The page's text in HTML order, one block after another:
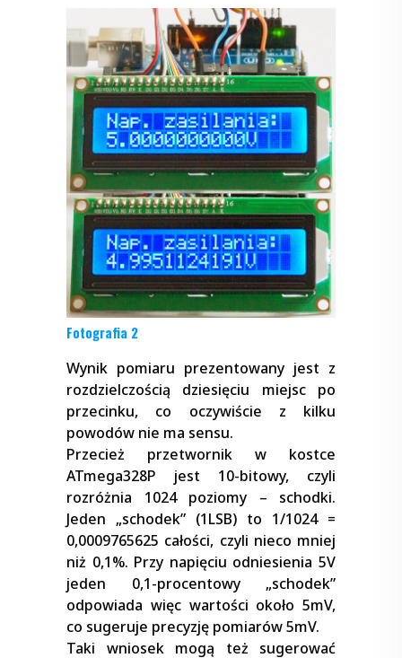
Fotografia 2
Wynik pomiaru prezentowany jest z
rozdzielczością dziesięciu miejsc po
przecinku, co oczywiście z kilku
powodów nie ma sensu.
Przecież przetwornik w kostce
ATmega328P jest 10-bitowy, czyli
rozróżnia 1024 poziomy – schodki.
Jeden „schodek” (1LSB) to 1/1024 =
0,0009765625 całości, czyli nieco mniej
niż 0,1%. Przy napięciu odniesienia 5V
jeden 0,1-procentowy „schodek”
odpowiada więc wartości około 5mV,
co sugeruje precyzję pomiarów 5mV.
Taki wniosek mogą też sugerować